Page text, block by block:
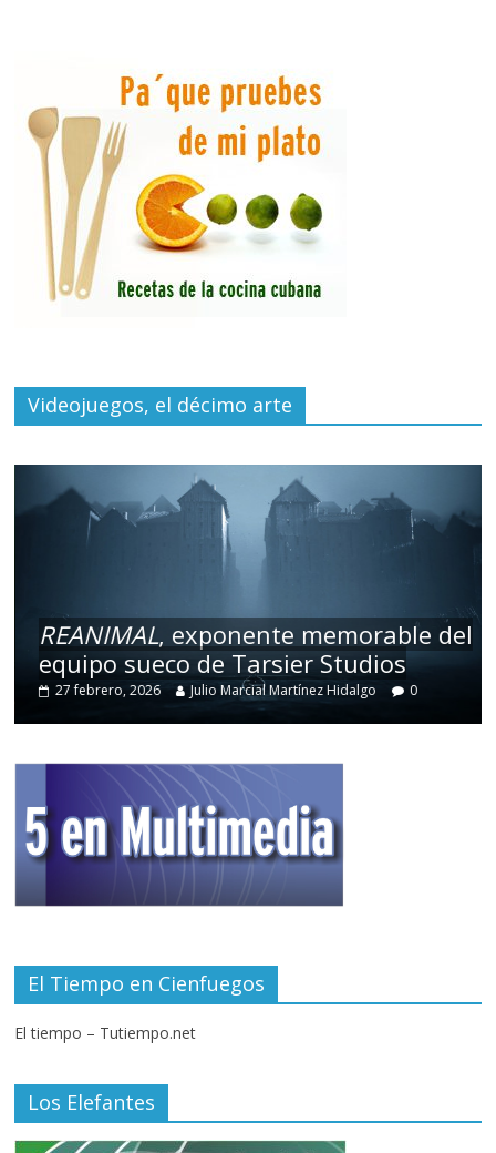
Videojuegos, el décimo arte
REANIMAL, exponente memorable del
equipo sueco de Tarsier Studios
27 febrero, 2026 Julio Marcial Martínez Hidalgo 0
El Tiempo en Cienfuegos
El tiempo – Tutiempo.net
Los Elefantes